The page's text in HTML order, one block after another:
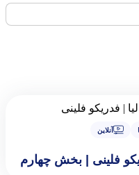
آنلاین
فلینی | بخش چهارم